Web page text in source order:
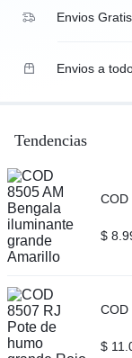
Envios
Envios a
Tendencias
COD
$
COD
$